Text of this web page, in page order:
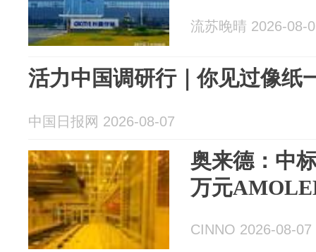
流苏晚晴 2026-08-
活力中国调研行｜你见过像纸
中国日报网 2026-08-07
奥来德：中
万元
CINNO 2026-08-07